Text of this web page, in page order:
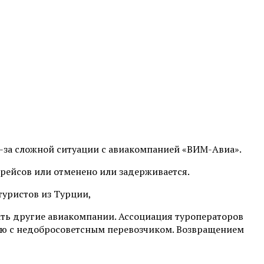
сложной ситуации с авиакомпанией «ВИМ-Авиа».
или отменено или задерживается.
из Турции,
другие авиакомпании. Ассоциация туроператоров
с недобросоветсным перевозчиком. Возвращением